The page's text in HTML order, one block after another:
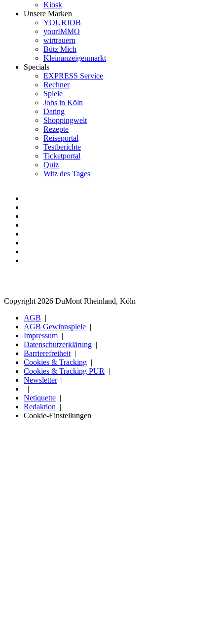
Kiosk
Unsere Marken
YOURJOB
yourIMMO
wirtrauern
Bütz Mich
Kleinanzeigenmarkt
Specials
EXPRESS Service
Rechner
Spiele
Jobs in Köln
Dating
Shoppingwelt
Rezepte
Reiseportal
Testberichte
Ticketportal
Quiz
Witz des Tages
Copyright 2026 DuMont Rheinland, Köln
AGB
AGB Gewinnspiele
Impressum
Datenschutzerklärung
Barrierefreiheit
Cookies & Tracking
Cookies & Tracking PUR
Newsletter
Netiquette
Redaktion
Cookie-Einstellungen